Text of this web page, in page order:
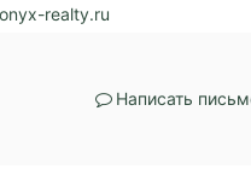
realty.ru
Написать